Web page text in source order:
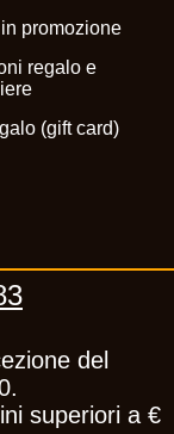
promozione
regalo e
(gift card)
del
superiori a €